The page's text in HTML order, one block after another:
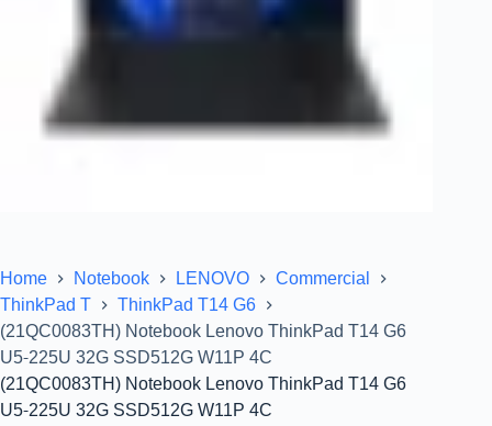
Home Notebook LENOVO
Commercial
ThinkPad T
ThinkPad T14 G6
(21QC0083TH) Notebook Lenovo ThinkPad T14 G6
U5-225U 32G SSD512G W11P 4C
(21QC0083TH) Notebook Lenovo ThinkPad T14 G6
U5-225U 32G SSD512G W11P 4C